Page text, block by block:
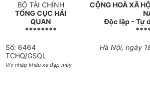
BỘ TÀI CHÍNH
TỔNG CỤC HẢI
QUAN
********
CỘNG HOÀ XÃ
Độc lập - Tự
Số: 6464
TCHQ/GSQL
V/v nhập khẩu xe đạp máy
Hà Nội, ngày